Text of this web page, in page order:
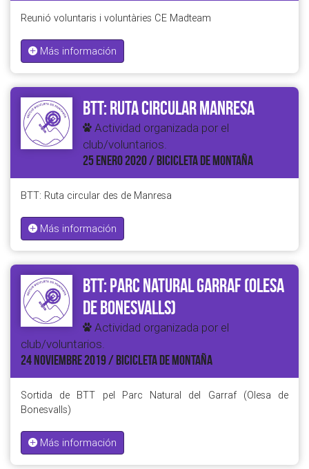
Reunió voluntaris i voluntàries CE Madteam
Más información
BTT: Ruta circular Manresa
Actividad organizada por el
club/voluntarios.
25 ENERO 2020 / BICICLETA DE MONTAÑA
BTT: Ruta circular des de Manresa
Más información
BTT: Parc Natural Garraf (Olesa
de Bonesvalls)
Actividad organizada por el
club/voluntarios.
24 NOVIEMBRE 2019 / BICICLETA DE MONTAÑA
Sortida de BTT pel Parc Natural del Garraf (Olesa de
Bonesvalls)
Más información